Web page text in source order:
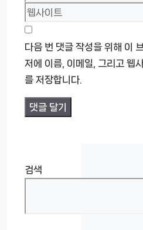
메
일
웹
사
이
트
다음 번 댓글 작성을 위해 이
저에 이름, 이메일, 그리고 웹
를 저장합니다.
검색